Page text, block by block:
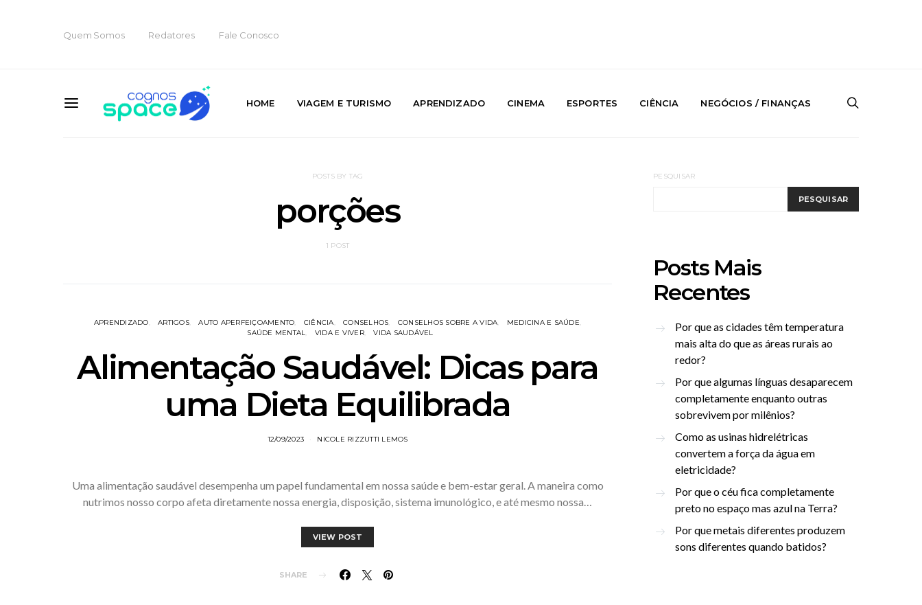
Quem Somos Redatores Fale Conosco
HOME VIAGEM E TURISMO APRENDIZADO CINEMA ESPORTES CIÊNCIA NEGÓCIOS / FINANÇAS
POSTS BY TAG
porções
1 POST
APRENDIZADO ARTIGOS AUTO APERFEIÇOAMENTO CIÊNCIA CONSELHOS CONSELHOS SOBRE A VIDA
MEDICINA E SAÚDE
SAÚDE MENTAL
VIDA E VIVER VIDA SAUDÁVEL
Alimentação Saudável: Dicas para
uma Dieta Equilibrada
12/09/2023 NICOLE RIZZUTTI LEMOS
Uma alimentação saudável desempenha um papel fundamental em nossa saúde e bem-estar geral. A maneira como
nutrimos nosso corpo afeta diretamente nossa energia, disposição, sistema imunológico, e até mesmo nossa…
VIEW POST
SHARE
PESQUISAR
PESQUISAR
Posts Mais
Recentes
Por que as cidades têm temperatura
mais alta do que as áreas rurais ao
redor?
Por que algumas línguas desaparecem
completamente enquanto outras
sobrevivem por milênios?
Como as usinas hidrelétricas
convertem a força da água em
eletricidade?
Por que o céu fica completamente
preto no espaço mas azul na Terra?
Por que metais diferentes produzem
sons diferentes quando batidos?